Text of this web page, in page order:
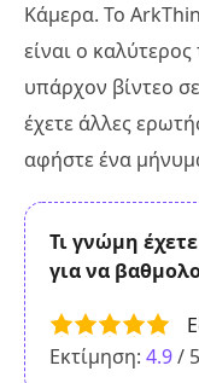
Κάμερα. Το
είναι ο
υπάρχον βίντεο
έχετε άλλες
αφήστε ένα
Τι γνώμη
για να
Εκτίμηση: 4.9/